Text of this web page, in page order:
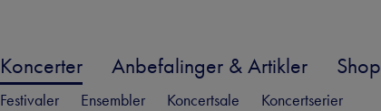
Koncerter Anbefalinger & Artikler Shop
Festivaler Ensembler Koncertsale Koncertserier